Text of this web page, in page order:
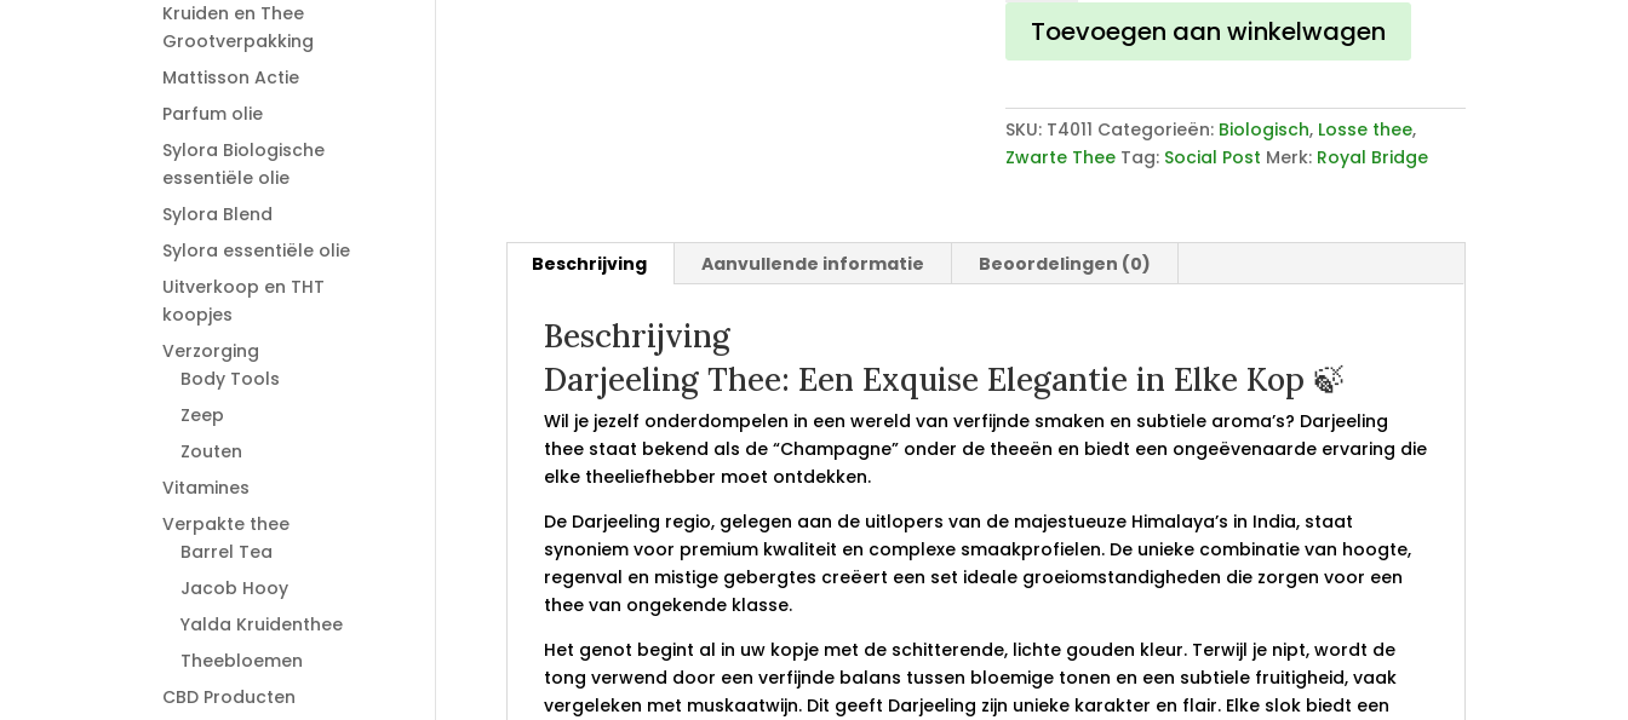
Toevoegen aan winkelwagen
SKU: T4011 Categorieën: Biologisch, Losse thee,
Zwarte Thee Tag: Social Post Merk: Royal Bridge
Beschrijving Aanvullende informatie Beoordelingen (0)
Beschrijving
Darjeeling Thee: Een Exquise Elegantie in Elke Kop 🍃
Wil je jezelf onderdompelen in een wereld van verfijnde smaken en subtiele aroma’s? Darjeeling
thee staat bekend als de “Champagne” onder de theeën en biedt een ongeëvenaarde ervaring die
elke theeliefhebber moet ontdekken.
De Darjeeling regio, gelegen aan de uitlopers van de majestueuze Himalaya’s in India, staat
synoniem voor premium kwaliteit en complexe smaakprofielen. De unieke combinatie van hoogte,
regenval en mistige gebergtes creëert een set ideale groeiomstandigheden die zorgen voor een
thee van ongekende klasse.
Het genot begint al in uw kopje met de schitterende, lichte gouden kleur. Terwijl je nipt, wordt de
tong verwend door een verfijnde balans tussen bloemige tonen en een subtiele fruitigheid, vaak
vergeleken met muskaatwijn. Dit geeft Darjeeling zijn unieke karakter en flair. Elke slok biedt een
Kruiden en Thee
Grootverpakking
Mattisson Actie
Parfum olie
Sylora Biologische
essentiële olie
Sylora Blend
Sylora essentiële olie
Uitverkoop en THT
koopjes
Verzorging
Body Tools
Zeep
Zouten
Vitamines
Verpakte thee
Barrel Tea
Jacob Hooy
Yalda Kruidenthee
Theebloemen
CBD Producten